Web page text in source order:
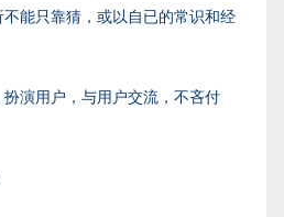
能只靠猜，或以自已的常识和经
演用户，与用户交流，不吝付